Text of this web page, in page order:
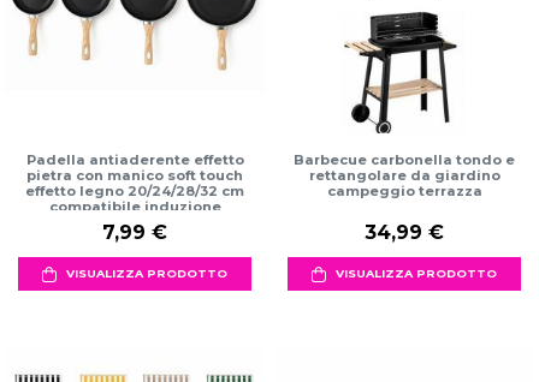
Padella antiaderente effetto
pietra con manico soft touch
effetto legno 20/24/28/32 cm
compatibile induzione
7,99 €
VISUALIZZA PRODOTTO
Barbecue carbonella tondo e
rettangolare da giardino
campeggio terrazza
34,99 €
VISUALIZZA PRODOTTO